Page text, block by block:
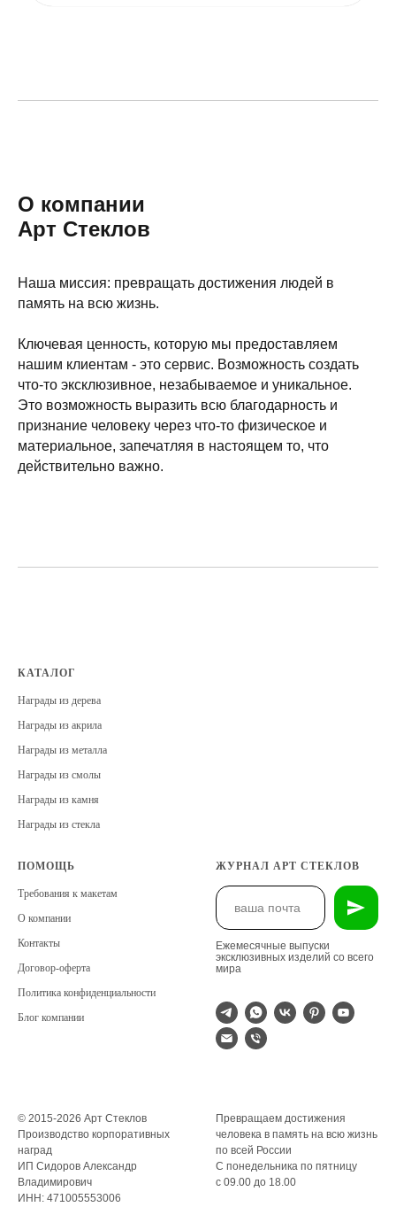
О компании
Арт Стеклов
Наша миссия: превращать достижения людей в
память на всю жизнь.
Ключевая ценность, которую мы предоставляем
нашим клиентам - это сервис. Возможность создать
что-то эксклюзивное, незабываемое и уникальное.
Это возможность выразить всю благодарность и
признание человеку через что-то физическое и
материальное, запечатляя в настоящем то, что
действительно важно.
КАТАЛОГ
Награды из дерева
Награды из акрила
Награды из металла
Награды из смолы
Награды из камня
Награды из стекла
ПОМОЩЬ
Требования к макетам
О компании
Контакты
Договор-оферта
Политика конфиденциальности
Блог компании
ЖУРНАЛ АРТ СТЕКЛОВ
Ежемесячные выпуски
эксклюзивных изделий со всего
мира
© 2015-2026 Арт Стеклов
Производство корпоративных
наград
ИП Сидоров Александр
Владимирович
ИНН: 471005553006
Превращаем достижения
человека в память на всю жизнь
по всей России
С понедельника по пятницу
с 09.00 до 18.00